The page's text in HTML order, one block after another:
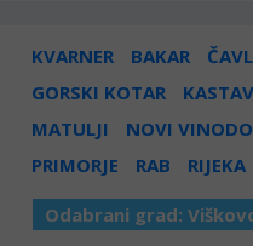
KVARNER BAKAR
GORSKI KOTAR
KASTAV
MATULJI
NOVI
PRIMORJE
RAB RIJEKA
Odabrani grad: